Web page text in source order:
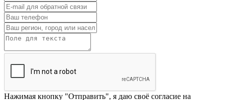
Нажимая кнопку "Отправить", я даю своё согласие на